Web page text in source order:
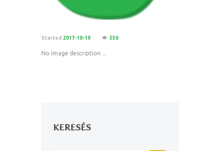
Started 2017-10-19 550
No image description ...
KERESÉS